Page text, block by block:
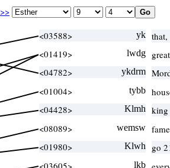
>>
<03588> yk
<01419>
lwdg
<04782>
ykdrm
<01004>
tybb
<04428>
Klmh
<08089>
wemsw
<01980>
Klwh
go
<03605>
lkb